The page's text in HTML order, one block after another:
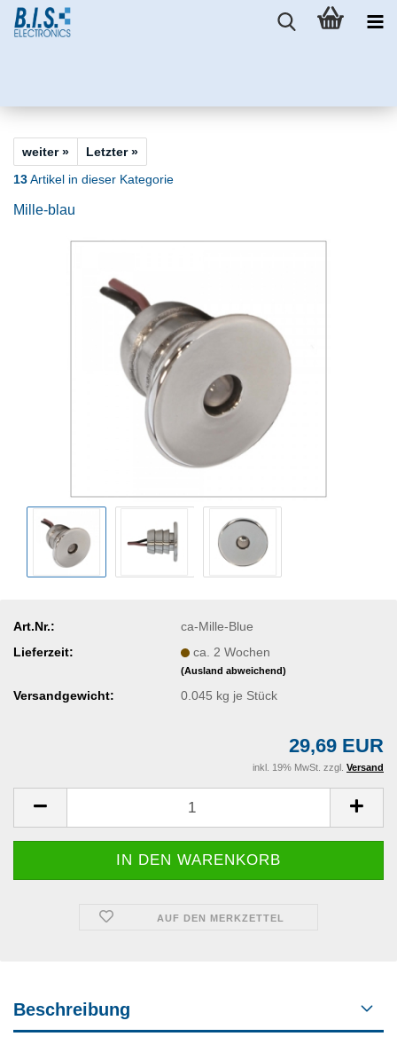
weiter »
Letzter »
13Artikel in dieser Kategorie
Mille-blau
Art.Nr.:
ca-Mille-Blue
Lieferzeit:
ca. 2 Wochen
(Ausland abweichend)
Versandgewicht: 0.045 kg je Stück
29,69 EUR
inkl. 19% MwSt. zzgl. Versand
AUF DEN MERKZETTEL
Beschreibung